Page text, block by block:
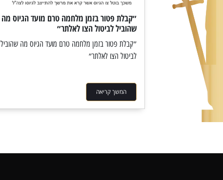
״קבלת פטור בזמן מלחמה טרם מועד הגיוס מה
שהוביל לביטול הצו לאלתר״
״קבלת פטור בזמן מלחמה טרם מועד הגיוס מה שהוביל
לביטול הצו לאלתר״
המשך קריאה